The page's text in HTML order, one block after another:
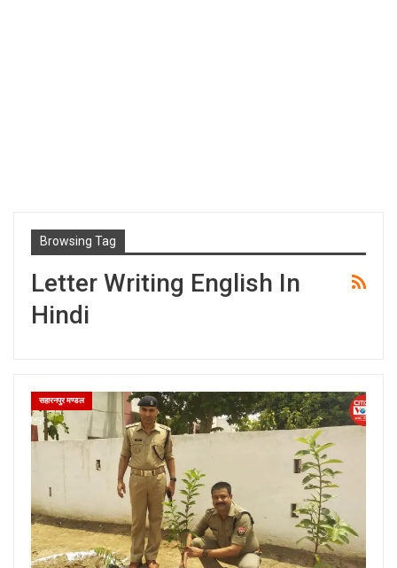
Browsing Tag
Letter Writing English In
Hindi
सहारनपुर मण्डल